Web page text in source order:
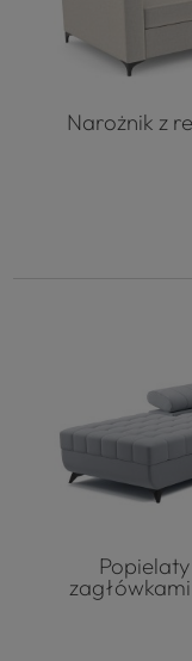
Narożnik z